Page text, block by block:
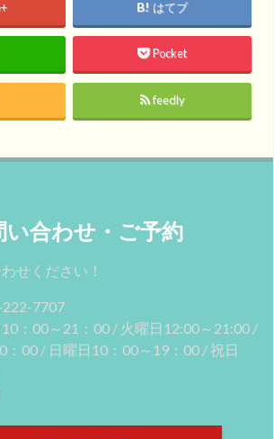
はてブ
Pocket
feedly
い合わせ・ご予約
せください！
222-7707
10：00～21：00 / 火曜日12:00～21:00 /
：00 / 日曜日10：00～19：00 / 祝日